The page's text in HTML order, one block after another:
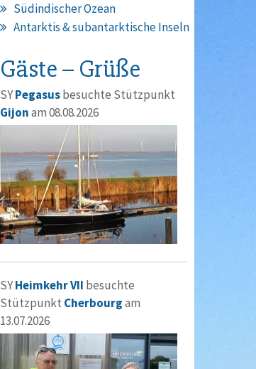
Südindischer Ozean
Antarktis & subantarktische Inseln
Gäste – Grüße
SYPegasusbesuchte Stützpunkt
Gijonam 08.08.2026
SYHeimkehr VII besuchte
Stützpunkt Cherbourgam
13.07.2026